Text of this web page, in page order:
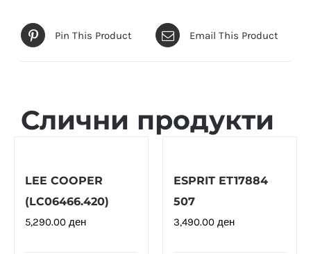
Pin This Product Email This Product
Слични продукти
LEE COOPER
(LC06466.420)
5,290.00 ден
ESPRIT ET17884
507
3,490.00 ден